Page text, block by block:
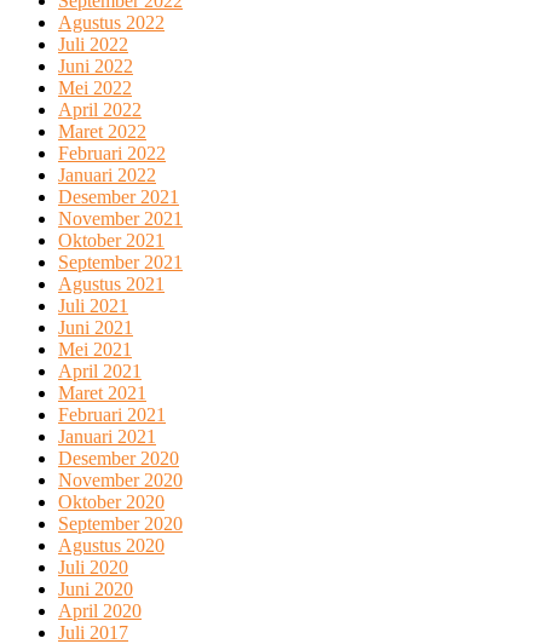
Agustus 2022
Juli 2022
Juni 2022
Mei 2022
April 2022
Maret 2022
Februari 2022
Januari 2022
Desember 2021
November 2021
Oktober 2021
September 2021
Agustus 2021
Juli 2021
Juni 2021
Mei 2021
April 2021
Maret 2021
Februari 2021
Januari 2021
Desember 2020
November 2020
Oktober 2020
September 2020
Agustus 2020
Juli 2020
Juni 2020
April 2020
Juli 2017